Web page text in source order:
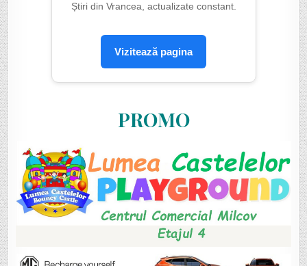
Știri din Vrancea, actualizate constant.
Vizitează pagina
PROMO